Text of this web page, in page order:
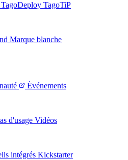
TagoDeploy TagoTiP
Marque blanche
Événements
d'usage Vidéos
intégrés Kickstarter